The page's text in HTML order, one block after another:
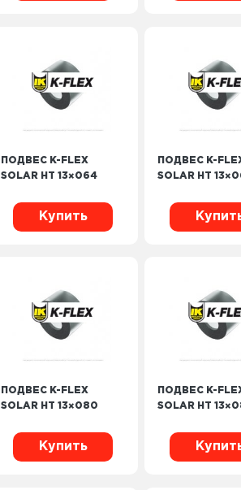
ПОДВЕС K-FLEX
SOLAR HT 13×064
Купить
ПОДВЕС K-
SOLAR HT
ПОДВЕС K-FLEX
SOLAR HT 13×080
Купить
ПОДВЕС K-
SOLAR HT